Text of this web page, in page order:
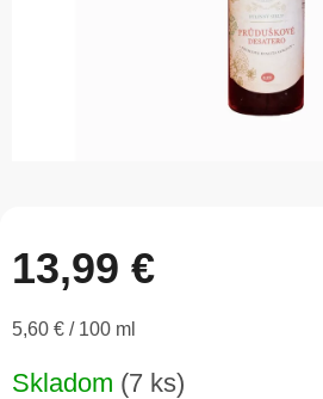
13,99 €
Jednotková
5,60 € / 100 ml
Skladom (7 ks)